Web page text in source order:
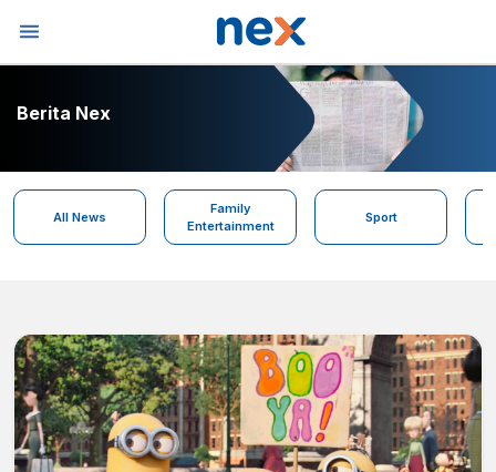
Berita Nex
All News
Family
Entertainment
Sport